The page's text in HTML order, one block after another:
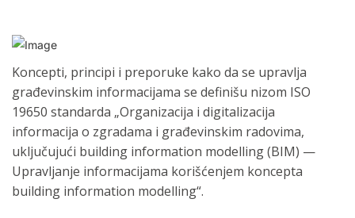
Koncepti, principi i preporuke kako da se upravlja
građevinskim informacijama se definišu nizom ISO
19650 standarda „Organizacija i digitalizacija
informacija o zgradama i građevinskim radovima,
uključujući building information modelling (BIM) —
Upravljanje informacijama korišćenjem koncepta
building information modelling“.